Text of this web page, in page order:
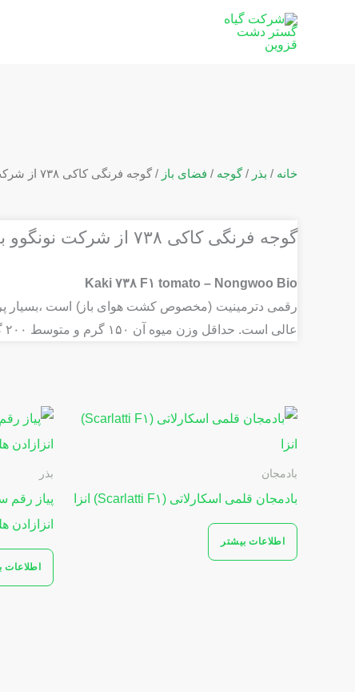
خانه / بذر /گوجه / فضای باز / گوجه فرنگی کاکی ۷۳۸ از شرکت نونگوو بیو کره جنوبی
گوجه فرنگی کاکی ۷۳۸ از شرکت نونگوو بیو کره جنوبی
Kaki ۷۳۸ F۱ tomato – Nongwoo Bio
رقمی دترمینیت (مخصوص کشت هوای باز) است ،بسیار
عالی است. حداقل وزن میوه آن ۱۵۰ گرم و متوسط ۲۰۰ گرم است و نسبت به بیماری ویروسی TYLCV بسیار متحمل است.
بادمجان
بادمجان قلمی اسکارلاتی (Scarlatti F۱) انزا
اطلاعات بیشتر
بذر
انزازادن
اطلاعات